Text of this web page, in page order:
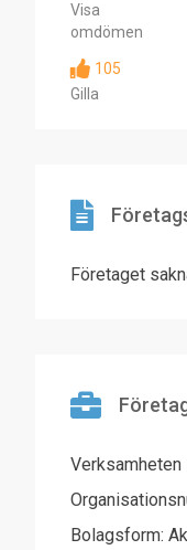
Visa
omdömen
105
Gilla
Företaget
Verksamheten
Bolagsform: